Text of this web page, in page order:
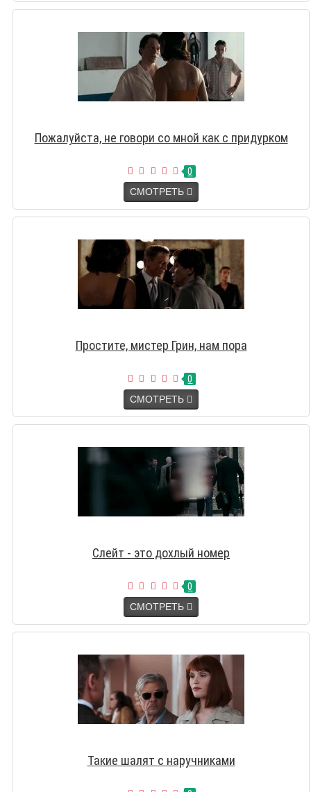
Пожалуйста, не говори со мной как с придурком
0
СМОТРЕТЬ
Простите, мистер Грин, нам пора
0
СМОТРЕТЬ
Слейт - это дохлый номер
0
СМОТРЕТЬ
Такие шалят с наручниками